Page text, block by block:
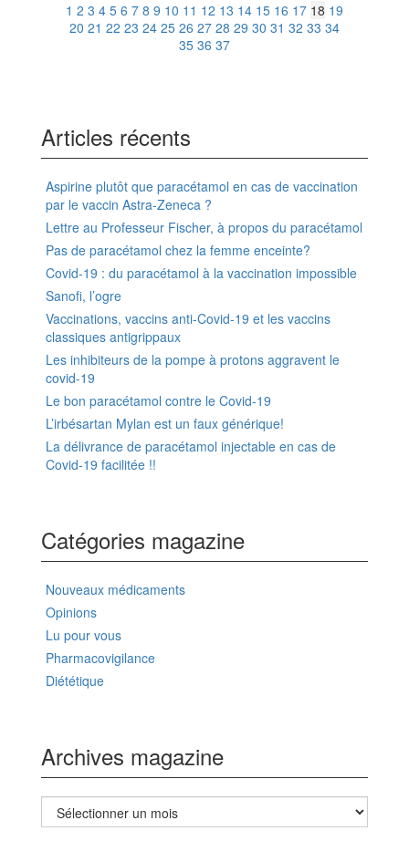
1 2 3 4 5 6 7 8 9 10 11 12 13 14 15 16 17 18 19
20 21 22 23 24 25 26 27 28 29 30 31 32 33 34
35 36 37
Articles récents
Aspirine plutôt que paracétamol en cas de vaccination
par le vaccin Astra-Zeneca ?
Lettre au Professeur Fischer, à propos du paracétamol
Pas de paracétamol chez la femme enceinte?
Covid-19 : du paracétamol à la vaccination impossible
Sanofi, l’ogre
Vaccinations, vaccins anti-Covid-19 et les vaccins
classiques antigrippaux
Les inhibiteurs de la pompe à protons aggravent le
covid-19
Le bon paracétamol contre le Covid-19
L’irbésartan Mylan est un faux générique!
La délivrance de paracétamol injectable en cas de
Covid-19 facilitée !!
Catégories magazine
Nouveaux médicaments
Opinions
Lu pour vous
Pharmacovigilance
Diététique
Archives magazine
Archives
magazine